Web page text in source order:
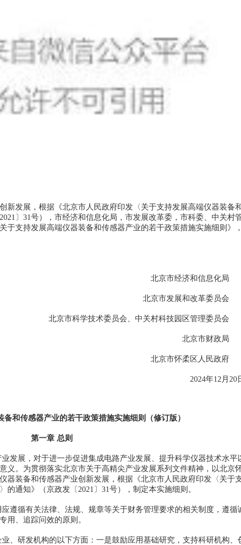
发展，根据《北京市人民政府印发〈关于支持发展高端仪器装备
〕31号），市经济和信息化局，市发展改革委，市科委、中关村
于支持发展高端仪器装备和传感器产业的若干政策措施实施细则》
北京市经济和信息
北京市发展和改革委
北京市科学技术委员会、中关村科技园区管理委
北京市财
北京市怀柔区人民
2024年12月
备和传感器产业的若干政策措施实施细则（修订版）
第一章 总则
展，对于进一步促进集成电路产业发展、提升科学仪器技术水平
义。为贯彻落实北京市关于高精尖产业发展系列文件精神，以北京
器装备和传感器产业创新发展，根据《北京市人民政府印发〈关于
通知》（京政发〔2021〕31号），制定本实施细则。
循有关法律、法规、规章等关于财务管理要求的相关制度，遵循
用、追踪问效的原则。
研发机构的以下方面：一是鼓励应用基础研究，支持科研机构、